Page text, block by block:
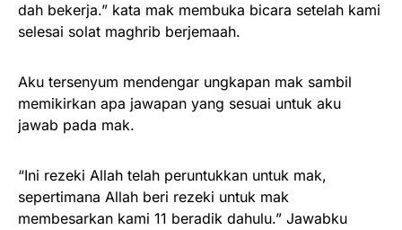
dah bekerja.” kata mak membuka bicara setelah kami
selesai solat maghrib berjemaah.
Aku tersenyum mendengar ungkapan mak sambil
memikirkan apa jawapan yang sesuai untuk aku
jawab pada mak.
“Ini rezeki Allah telah peruntukkan untuk mak,
sepertimana Allah beri rezeki untuk mak
membesarkan kami 11 beradik dahulu.” Jawabku